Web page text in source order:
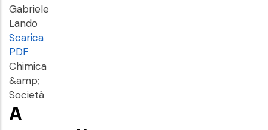
Gabriele
Lando
Scarica
PDF
Chimica
&amp;
Società
A